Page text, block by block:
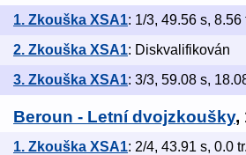
1. Zkouška XSA1: 1/3, 49.56 s, 8.56
2. Zkouška XSA1: Diskvalifikován
3. Zkouška XSA1: 3/3, 59.08 s,
Beroun - Letní dvojzkoušky,
1. Zkouška XSA1: 2/4, 43.91 s, 0.0